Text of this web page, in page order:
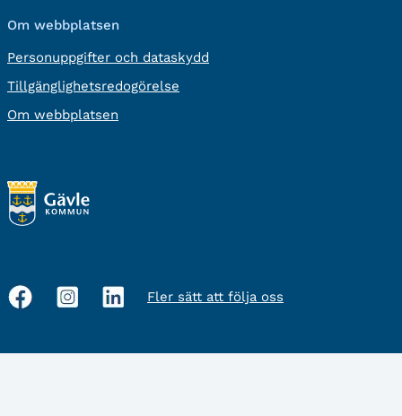
Om webbplatsen
Personuppgifter och dataskydd
Tillgänglighetsredogörelse
Om webbplatsen
Sociala
Fler sätt att följa oss